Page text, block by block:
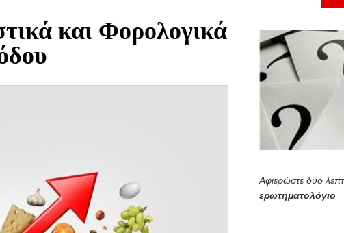
και Φορολογικά
Αφιερώστε δύο
ερωτηματολόγιο